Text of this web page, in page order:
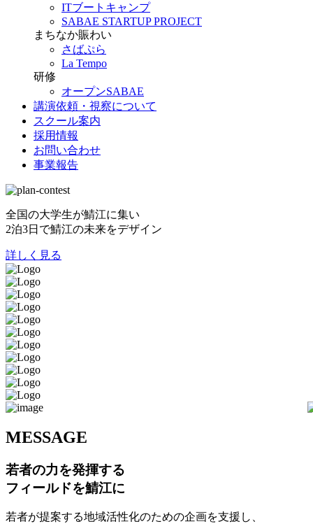
ITブートキャンプ
SABAE STARTUP PROJECT
まちなか賑わい
さばぷら
La Tempo
研修
オープンSABAE
講演依頼・視察について
スクール案内
採用情報
お問い合わせ
事業報告
全国の大学生が鯖江に集い
2泊3日で鯖江の未来をデザイン
詳しく見る
MESSAGE
若者の力を発揮する
フィールドを鯖江に
若者が提案する地域活性化のための企画を支援し、